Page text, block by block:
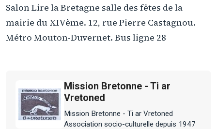
Salon Lire la Bretagne salle des fêtes de la
mairie du XIVème. 12, rue Pierre Castagnou.
Métro Mouton-Duvernet. Bus ligne 28
Mission Bretonne - Ti ar
Vretoned
Mission Bretonne - Ti ar Vretoned
Association socio-culturelle depuis 1947